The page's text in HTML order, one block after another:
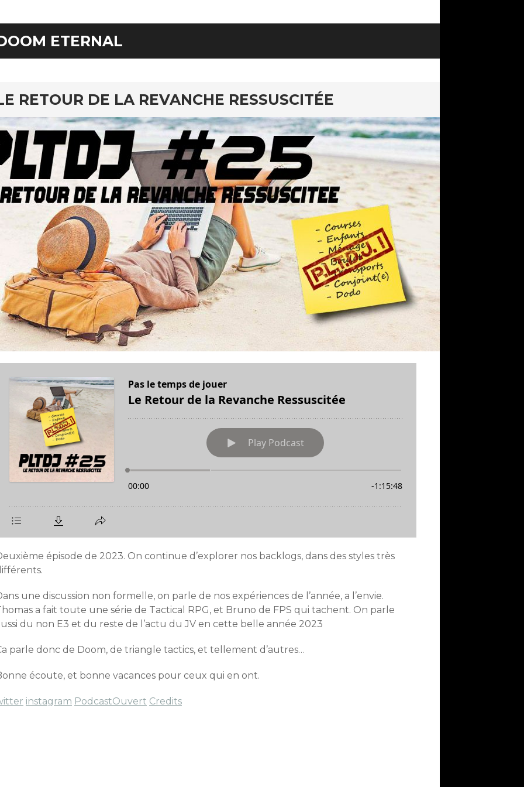
ETERNAL
RETOUR DE LA REVANCHE RESSUSCITÉE
épisode de 2023. On continue d’explorer nos backlogs, dans des styles très
une discussion non formelle, on parle de nos expériences de l’année, a l’envie.
a fait toute une série de Tactical RPG, et Bruno de FPS qui tachent. On parle
du non E3 et du reste de l’actu du JV en cette belle année 2023
parle donc de Doom, de triangle tactics, et tellement d’autres…
écoute, et bonne vacances pour ceux qui en ont.
instagram PodcastOuvert Credits